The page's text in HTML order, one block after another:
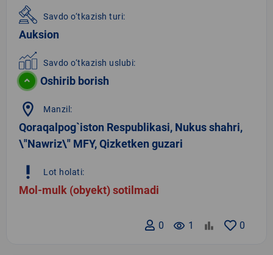
Savdo o‘tkazish turi:
Auksion
Savdo o‘tkazish uslubi:
Oshirib borish
location_on Manzil:
Qoraqalpog`iston Respublikasi, Nukus shahri,
\"Nawriz\" MFY, Qizketken guzari
priority_high Lot holati:
Mol-mulk (obyekt) sotilmadi
0
remove_red_eye 1
0